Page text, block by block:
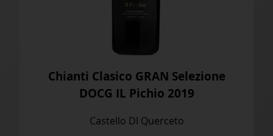
Chianti Clasico GRAN Selezione
DOCG IL Pichio 2019
Castello DI Querceto